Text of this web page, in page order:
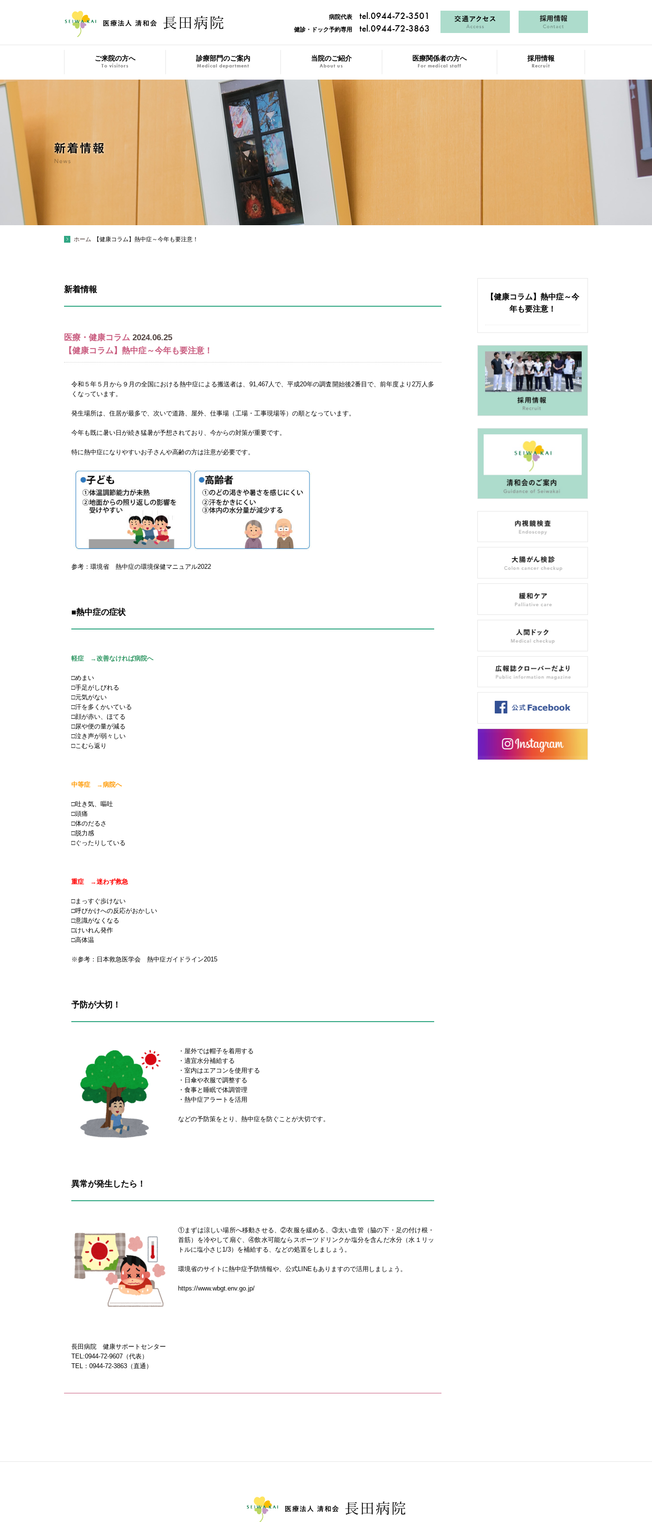
病院代表 tel.0944-72-3501
健診・ドック予約専用 tel.0944-72-3863
ご来院の方へ
To visitors
診療部門のご案内
Medical department
当院のご紹介
About us
医療関係者の方へ
For medical staff
採用情報
Recruit
ホーム 【健康コラム】熱中症～今年も要注意！
新着情報
医療・健康コラム 2024.06.25
【健康コラム】熱中症～今年も要注意！
令和５年５月から９月の全国における熱中症による搬送者は、91,467人で、平成20年の調査開始後2番目で、前年度より2万人多
くなっています。
発生場所は、住居が最多で、次いで道路、屋外、仕事場（工場・工事現場等）の順となっています。
今年も既に暑い日が続き猛暑が予想されており、今からの対策が重要です。
特に熱中症になりやすいお子さんや高齢の方は注意が必要です。
参考：環境省 熱中症の環境保健マニュアル2022
■熱中症の症状
軽症 →改善なければ病院へ
□めまい
□手足がしびれる
□元気がない
□汗を多くかいている
□顔が赤い、ほてる
□尿や便の量が減る
□泣き声が弱々しい
□こむら返り
中等症 →病院へ
□吐き気、嘔吐
□頭痛
□体のだるさ
□脱力感
□ぐったりしている
重症 →迷わず救急
□まっすぐ歩けない
□呼びかけへの反応がおかしい
□意識がなくなる
□けいれん発作
□高体温
※参考：日本救急医学会 熱中症ガイドライン2015
予防が大切！
・屋外では帽子を着用する
・適宜水分補給する
・室内はエアコンを使用する
・日傘や衣服で調整する
・食事と睡眠で体調管理
・熱中症アラートを活用
などの予防策をとり、熱中症を防ぐことが大切です。
異常が発生したら！
①まずは涼しい場所へ移動させる、②衣服を緩める、③太い血管（脇の下・足の付け根・
首筋）を冷やして扇ぐ、④飲水可能ならスポーツドリンクか塩分を含んだ水分（水１リッ
トルに塩小さじ1/3）を補給する、などの処置をしましょう。
環境省のサイトに熱中症予防情報や、公式LINEもありますので活用しましょう。
https://www.wbgt.env.go.jp/
長田病院 健康サポートセンター
TEL:0944-72-9607（代表）
TEL：0944-72-3863（直通）
【健康コラム】熱中症～今
年も要注意！